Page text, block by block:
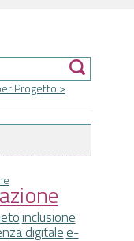
Progetto >
inclusione
digitalee-